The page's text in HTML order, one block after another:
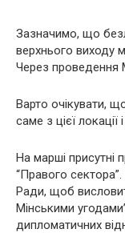
Зазначимо, що
верхнього виходу
Через проведення
Варто очікувати,
саме з цієї
На марші присутні
“Правого
Ради, щоб
Мінськими
дипломатичних